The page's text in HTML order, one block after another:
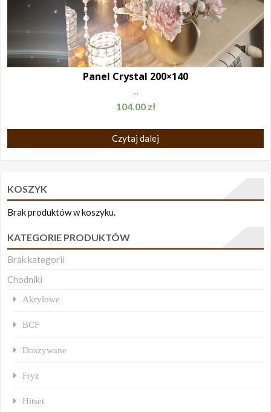
Panel Crystal 200×140
...
104.00 zł
Czytaj dalej
KOSZYK
Brak produktów w koszyku.
KATEGORIE PRODUKTÓW
Brak kategorii
Chodniki
Akrylowe
BCF
Doszywane
Fryz
Hitset